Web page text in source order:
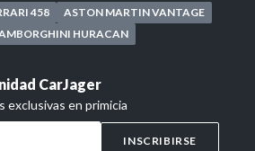
458
ASTON MARTIN VANTAGE
HURACAN
CarJager
en primicia
INSCRIBIRSE